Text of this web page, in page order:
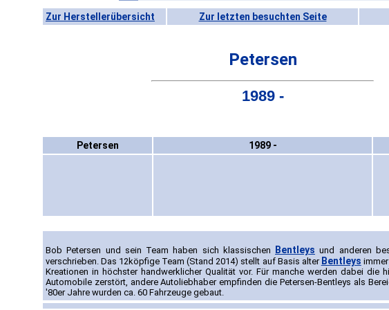
Zur Herstellerübersicht Zur letzten besuchten Seite
Petersen
1989 -
Petersen 1989 -
Bob Petersen und sein Team haben sich klassischen Bentleys und anderen
verschrieben. Das 12köpfige Team (Stand 2014) stellt auf Basis alter Bentleys
Kreationen in höchster handwerklicher Qualität vor. Für manche werden dabei die
Automobile zerstört, andere Autoliebhaber empfinden die Petersen-Bentleys als
'80er Jahre wurden ca. 60 Fahrzeuge gebaut.